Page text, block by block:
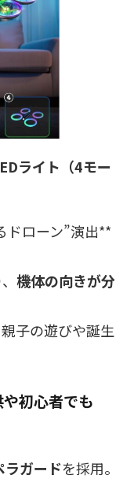
ライト（4モー
ドローン”演出**
機体の向きが分
子の遊びや誕生
初心者でも
ラガードを採用。